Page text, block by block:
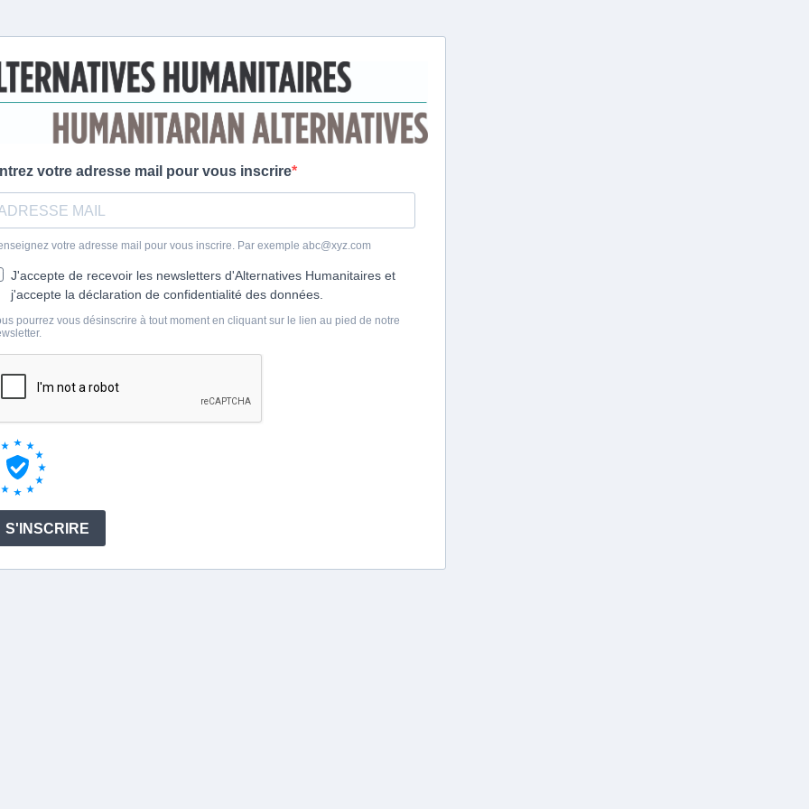
votre adresse mail pour vous inscrire
votre adresse mail pour vous inscrire. Par exemple abc@xyz.com
J'accepte de recevoir les newsletters d'Alternatives Humanitaires et
j'accepte la déclaration de confidentialité des données.
pourrez vous désinscrire à tout moment en cliquant sur le lien au pied de notre
S'INSCRIRE